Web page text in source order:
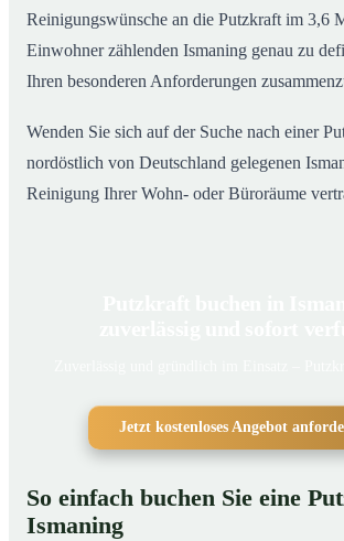
Reinigungswünsche an die Putzkraft im 3,6
Einwohner zählenden Ismaning genau zu
Ihren besonderen Anforderungen
Wenden Sie sich auf der Suche nach einer
nordöstlich von Deutschland gelegenen
Reinigung Ihrer Wohn- oder Büroräume
Jetzt kostenloses Angebot
So einfach buchen Sie eine
Ismaning